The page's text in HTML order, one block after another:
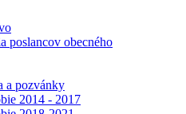
poslancov obecného
a pozvánky
2014 - 2017